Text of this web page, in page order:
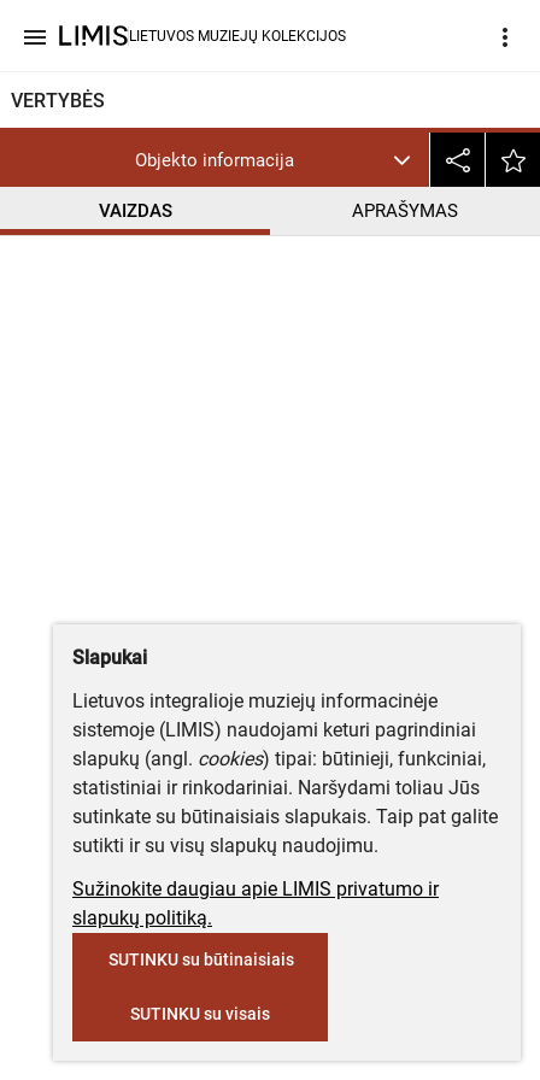
menu LIETUVOS MUZIEJŲ KOLEKCIJOS more_vert
VERTYBĖS
Objekto informacija
VAIZDAS APRAŠYMAS
help_outline
Slapukai
Lietuvos integralioje muziejų informacinėje
sistemoje (LIMIS) naudojami keturi pagrindiniai
slapukų (angl. cookies) tipai: būtinieji, funkciniai,
statistiniai ir rinkodariniai. Naršydami toliau Jūs
sutinkate su būtinaisiais slapukais. Taip pat galite
sutikti ir su visų slapukų naudojimu.
Sužinokite daugiau apie LIMIS privatumo ir
slapukų politiką.
SUTINKU su būtinaisiais
SUTINKU su visais